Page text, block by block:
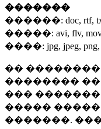
�������
������: doc, rtf,
�����: avi, flv,
����: jpg, jpeg,
��
��������
���
�����
�������.